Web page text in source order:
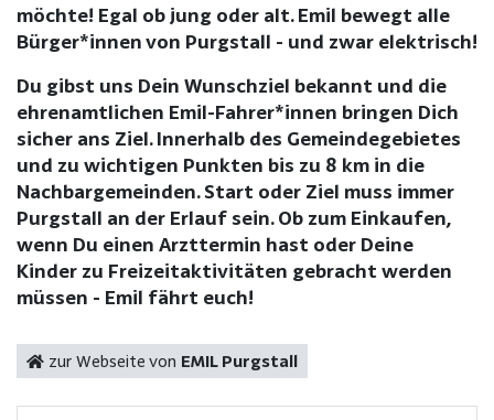
möchte! Egal ob jung oder alt. Emil bewegt alle
Bürger*innen von Purgstall - und zwar elektrisch!
Du gibst uns Dein Wunschziel bekannt und die
ehrenamtlichen Emil-Fahrer*innen bringen Dich
sicher ans Ziel. Innerhalb des Gemeindegebietes
und zu wichtigen Punkten bis zu 8 km in die
Nachbargemeinden. Start oder Ziel muss immer
Purgstall an der Erlauf sein. Ob zum Einkaufen,
wenn Du einen Arzttermin hast oder Deine
Kinder zu Freizeitaktivitäten gebracht werden
müssen - Emil fährt euch!
zur Webseite von EMIL Purgstall